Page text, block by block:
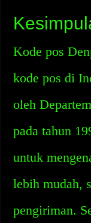
Kode pos
kode pos di
oleh
pada tahun
untuk
lebih mudah,
pengiriman.